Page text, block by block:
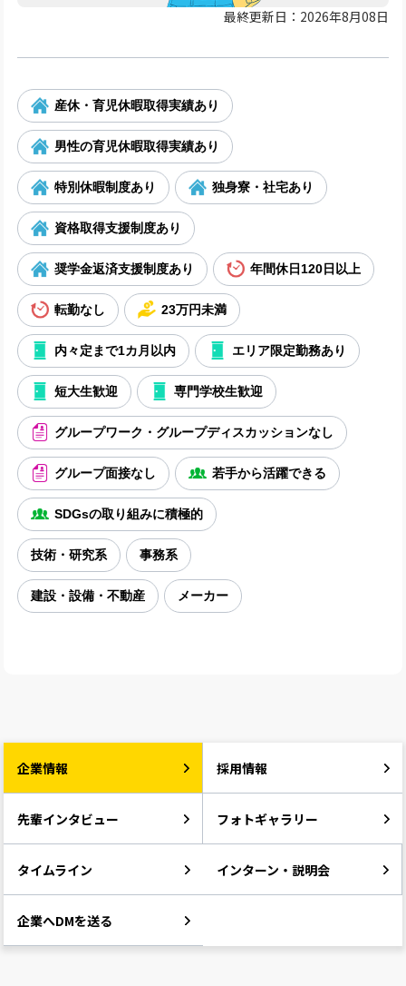
最終更新日：2026年8月08日
産休・育児休暇取得実績あり
男性の育児休暇取得実績あり
特別休暇制度あり 独身寮・社宅あり
資格取得支援制度あり
奨学金返済支援制度あり 年間休日120日以上
転勤なし 23万円未満
内々定まで1カ月以内 エリア限定勤務あり
短大生歓迎 専門学校生歓迎
グループワーク・グループディスカッションなし
グループ面接なし 若手から活躍できる
SDGsの取り組みに積極的
技術・研究系 事務系
建設・設備・不動産 メーカー
企業情報 採用情報
先輩インタビュー フォトギャラリー
タイムライン インターン・説明会
企業へDMを送る